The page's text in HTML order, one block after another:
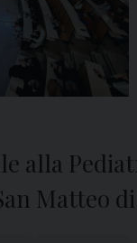
alla
Matteo di